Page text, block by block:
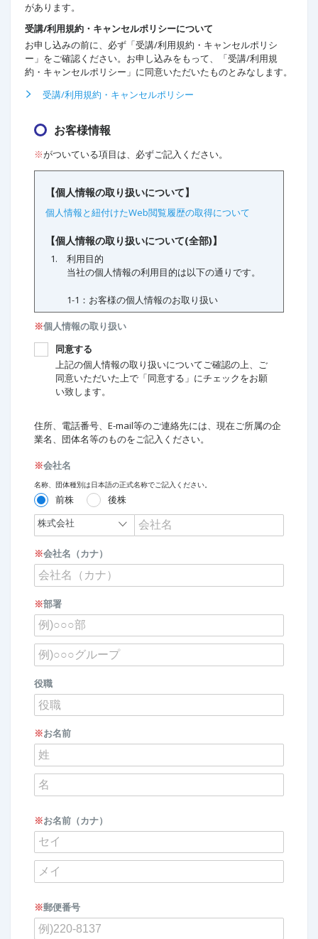
があります。
受講/利用規約・キャンセルポリシーについて
お申し込みの前に、必ず「受講/利用規約・キャンセルポリシ
ー」をご確認ください。お申し込みをもって、「受講/利用規
約・キャンセルポリシー」に同意いただいたものとみなします。
受講/利用規約・キャンセルポリシー
お客様情報
※がついている項目は、必ずご記入ください。
※個人情報の取り扱い
同意する
上記の個人情報の取り扱いについてご確認の上、ご
同意いただいた上で「同意する」にチェックをお願
い致します。
住所、電話番号、E-mail等のご連絡先には、現在ご所属の企
業名、団体名等のものをご記入ください。
※会社名
名称、団体種別は日本語の正式名称でご記入ください。
前株 後株
※会社名（カナ）
※部署
役職
※お名前
※お名前（カナ）
※郵便番号